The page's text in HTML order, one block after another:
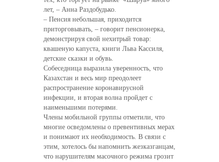
лет, – Анна Раздобудько.
– Пенсия небольшая, приходится
приторговывать, – говорит пенсионерка,
демонстрируя свой нехитрый товар:
квашеную капуста, книги Льва Кассиля,
детские сказки и обувь.
Собеседница выразила уверенность, что
Казахстан и весь мир преодолеет
распространение коронавирусной
инфекции, и вторая волна пройдет с
наименьшими потерями.
Члены мобильной группы отметили, что
многие осведомлены о превентивных мерах
и понимают их необходимость. В связи с
этим, хотелось бы напомнить жезказганцам,
что нарушителям масочного режима грозит